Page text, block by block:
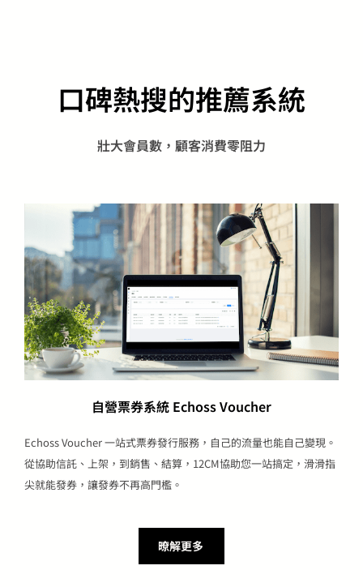
口碑熱搜的推薦系統
壯大會員數，顧客消費零阻力
自營票券系統 Echoss Voucher
Echoss Voucher 一站式票券發行服務，自己的流量也能自己變現。
從協助信託、上架，到銷售、結算，12CM協助您一站搞定，滑滑指
尖就能發券，讓發券不再高門檻。
暸解更多